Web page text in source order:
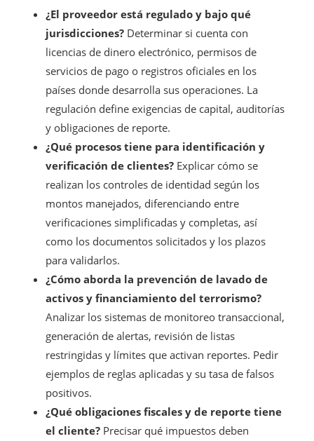
¿El proveedor está regulado y bajo qué
jurisdicciones? Determinar si cuenta con
licencias de dinero electrónico, permisos de
servicios de pago o registros oficiales en los
países donde desarrolla sus operaciones. La
regulación define exigencias de capital, auditorías
y obligaciones de reporte.
¿Qué procesos tiene para identificación y
verificación de clientes? Explicar cómo se
realizan los controles de identidad según los
montos manejados, diferenciando entre
verificaciones simplificadas y completas, así
como los documentos solicitados y los plazos
para validarlos.
¿Cómo aborda la prevención de lavado de
activos y financiamiento del terrorismo?
Analizar los sistemas de monitoreo transaccional,
generación de alertas, revisión de listas
restringidas y límites que activan reportes. Pedir
ejemplos de reglas aplicadas y su tasa de falsos
positivos.
¿Qué obligaciones fiscales y de reporte tiene
el cliente? Precisar qué impuestos deben